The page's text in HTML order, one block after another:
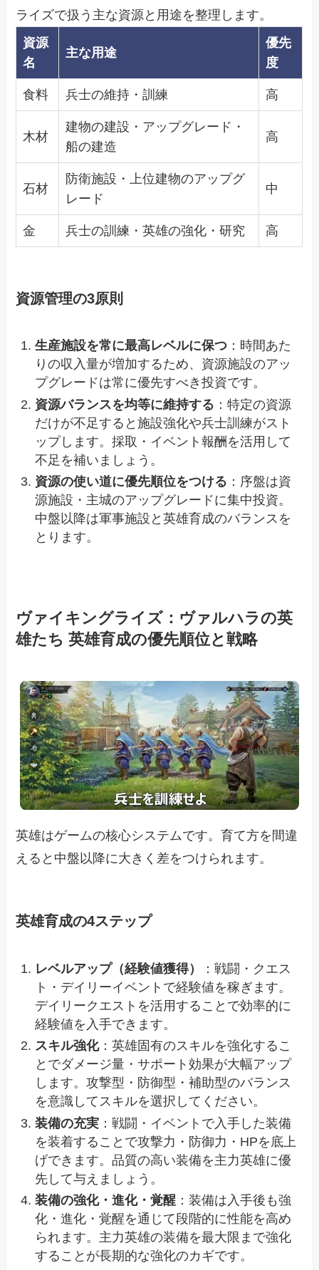
ライズで扱う主な資源と用途を整理します。
資源
名
主な用途
優先
度
食料 兵士の維持・訓練 高
木材
建物の建設・アップグレード・
船の建造
高
石材
防衛施設・上位建物のアップグ
レード
中
金 兵士の訓練・英雄の強化・研究 高
資源管理の3原則
生産施設を常に最高レベルに保つ ：時間あた
りの収入量が増加するため、資源施設のアッ
プグレードは常に優先すべき投資です。
資源バランスを均等に維持する ：特定の資源
だけが不足すると施設強化や兵士訓練がスト
ップします。採取・イベント報酬を活用して
不足を補いましょう。
資源の使い道に優先順位をつける ：序盤は資
源施設・主城のアップグレードに集中投資。
中盤以降は軍事施設と英雄育成のバランスを
とります。
ヴァイキングライズ：ヴァルハラの英
雄たち 英雄育成の優先順位と戦略
英雄はゲームの核心システムです。育て方を間違
えると中盤以降に大きく差をつけられます。
英雄育成の4ステップ
レベルアップ（経験値獲得）
：戦闘・クエス
ト・デイリーイベントで経験値を稼ぎます。
デイリークエストを活用することで効率的に
経験値を入手できます。
スキル強化：英雄固有のスキルを強化するこ
とでダメージ量・サポート効果が大幅アップ
します。攻撃型・防御型・補助型のバランス
を意識してスキルを選択してください。
装備の充実 ：戦闘・イベントで入手した装備
を装着することで攻撃力・防御力・HPを底上
げできます。品質の高い装備を主力英雄に優
先して与えましょう。
装備の強化・進化・覚醒 ：装備は入手後も強
化・進化・覚醒を通じて段階的に性能を高め
られます。主力英雄の装備を最大限まで強化
することが長期的な強化のカギです。